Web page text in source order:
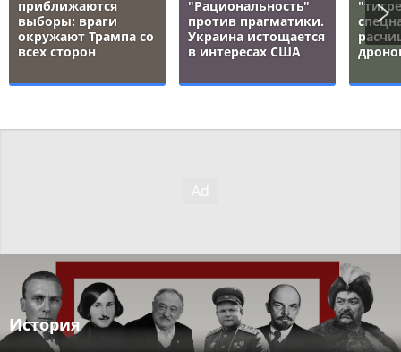
приближаются
выборы: враги
окружают Трампа со
всех сторон
"Рациональность"
против прагматики.
Украина истощается
в интересах США
История